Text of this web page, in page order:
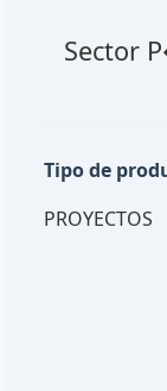
Sector
Tipo de
PROYECTOS